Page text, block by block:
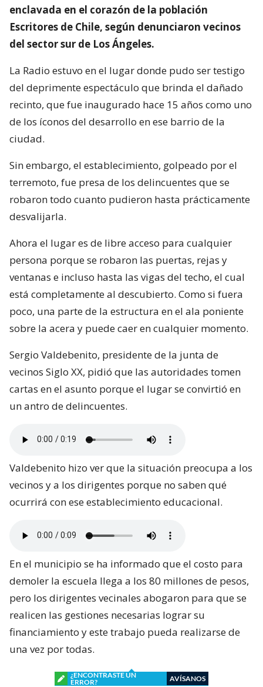
enclavada en el corazón de la población
Escritores de Chile, según denunciaron vecinos
del sector sur de Los Ángeles.
La Radio estuvo en el lugar donde pudo ser testigo
del deprimente espectáculo que brinda el dañado
recinto, que fue inaugurado hace 15 años como uno
de los íconos del desarrollo en ese barrio de la
ciudad.
Sin embargo, el establecimiento, golpeado por el
terremoto, fue presa de los delincuentes que se
robaron todo cuanto pudieron hasta prácticamente
desvalijarla.
Ahora el lugar es de libre acceso para cualquier
persona porque se robaron las puertas, rejas y
ventanas e incluso hasta las vigas del techo, el cual
está completamente al descubierto. Como si fuera
poco, una parte de la estructura en el ala poniente
sobre la acera y puede caer en cualquier momento.
Sergio Valdebenito, presidente de la junta de
vecinos Siglo XX, pidió que las autoridades tomen
cartas en el asunto porque el lugar se convirtió en
un antro de delincuentes.
Valdebenito hizo ver que la situación preocupa a los
vecinos y a los dirigentes porque no saben qué
ocurrirá con ese establecimiento educacional.
En el municipio se ha informado que el costo para
demoler la escuela llega a los 80 millones de pesos,
pero los dirigentes vecinales abogaron para que se
realicen las gestiones necesarias lograr su
financiamiento y este trabajo pueda realizarse de
una vez por todas.
¿ENCONTRASTE UN
ERROR?
AVÍSANOS